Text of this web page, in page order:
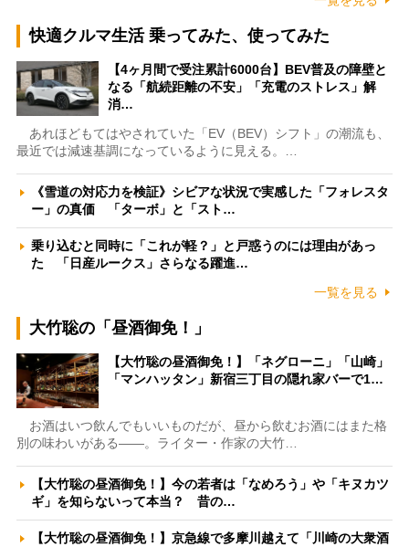
快適クルマ生活 乗ってみた、使ってみた
【4ヶ月間で受注累計6000台】BEV普及の障壁と
なる「航続距離の不安」「充電のストレス」解
消…
あれほどもてはやされていた「EV（BEV）シフト」の潮流も、
最近では減速基調になっているように見える。…
《雪道の対応力を検証》シビアな状況で実感した「フォレスタ
ー」の真価 「ターボ」と「スト…
乗り込むと同時に「これが軽？」と戸惑うのには理由があっ
た 「日産ルークス」さらなる躍進…
一覧を見る
大竹聡の「昼酒御免！」
【大竹聡の昼酒御免！】「ネグローニ」「山崎」
「マンハッタン」新宿三丁目の隠れ家バーで1…
お酒はいつ飲んでもいいものだが、昼から飲むお酒にはまた格
別の味わいがある――。ライター・作家の大竹…
【大竹聡の昼酒御免！】今の若者は「なめろう」や「キヌカツ
ギ」を知らないって本当？ 昔の…
【大竹聡の昼酒御免！】京急線で多摩川越えて「川崎の大衆酒